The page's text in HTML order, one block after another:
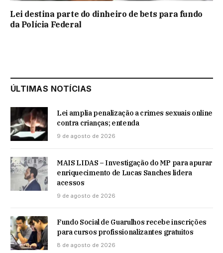
Lei destina parte do dinheiro de bets para fundo
da Polícia Federal
ÚLTIMAS NOTÍCIAS
Lei amplia penalização a crimes sexuais online
contra crianças; entenda
9 de agosto de 2026
MAIS LIDAS – Investigação do MP para apurar
enriquecimento de Lucas Sanches lidera
acessos
9 de agosto de 2026
Fundo Social de Guarulhos recebe inscrições
para cursos profissionalizantes gratuitos
8 de agosto de 2026